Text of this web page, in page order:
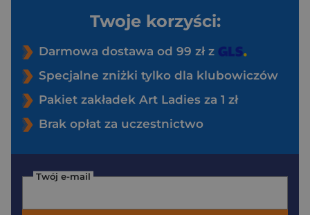
Twoje korzyści:
Darmowa dostawa od 99 zł z
Specjalne zniżki tylko dla klubowiczów
Pakiet zakładek Art Ladies za 1 zł
Brak opłat za uczestnictwo
Twój e-mail